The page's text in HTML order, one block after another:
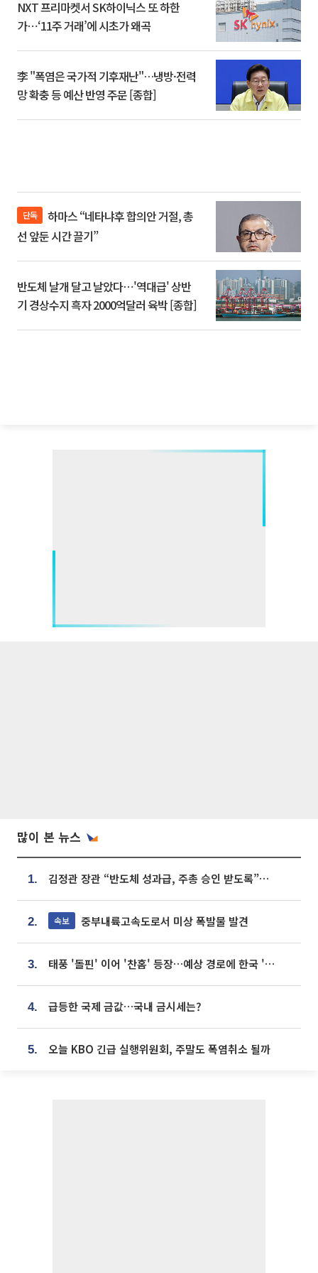
NXT 프리마켓서 SK하이닉스 또 하한
가⋯‘11주 거래’에 시초가 왜곡
李 "폭염은 국가적 기후재난"…냉방·전력
망 확충 등 예산 반영 주문 [종합]
단독
선 앞둔 시간 끌기”
반도체 날개 달고 날았다⋯'역대급' 상반
기 경상수지 흑자 2000억달러 육박 [종합]
많이 본 뉴스
1. 김정관 장관 “반도체 성과급, 주총 승인 받도록”…상법·자본시장법 개정 시사
2. 속보 중부내륙고속도로서 미상 폭발물 발견
3. 태풍 '돌핀' 이어 '찬홈' 등장…예상 경로에 한국 '한숨'
4. 급등한 국제 금값…국내 금시세는?
5. 오늘 KBO 긴급 실행위원회, 주말도 폭염취소 될까